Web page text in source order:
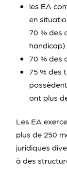
les EA
en
70 % des
handicap).
70 % des
75 % des
ont plus
Les EA
plus de 250
juridiques
à des